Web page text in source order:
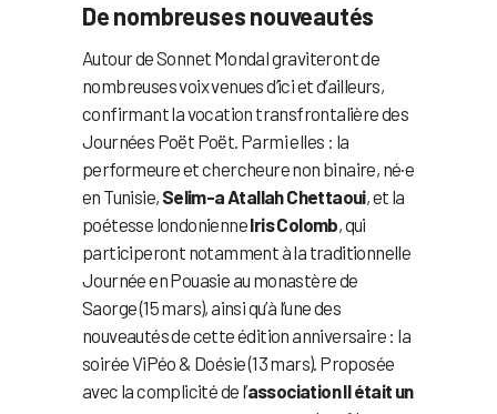
De nombreuses nouveautés
Autour de Sonnet Mondal graviteront de
nombreuses voix venues d’ici et d’ailleurs,
confirmant la vocation transfrontalière des
Journées Poët Poët. Parmi elles : la
performeure et chercheure non binaire, né·e
en Tunisie, Selim-a Atallah Chettaoui, et la
poétesse londonienneIris Colomb, qui
participeront notamment à la traditionnelle
Journée en Pouasie au monastère de
Saorge (15 mars), ainsi qu’à l’une des
nouveautés de cette édition anniversaire : la
soirée ViPéo & Doésie (13 mars). Proposée
avec la complicité de l’association Il était un